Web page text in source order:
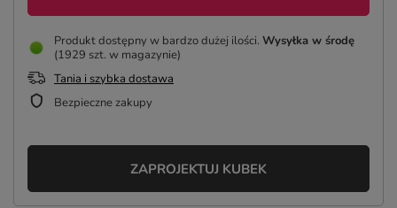
Produkt dostępny w bardzo dużej ilości Wysyłka w środę
(1929 szt. w magazynie)
Tania i szybka dostawa
Bezpieczne zakupy
ZAPROJEKTUJ KUBEK